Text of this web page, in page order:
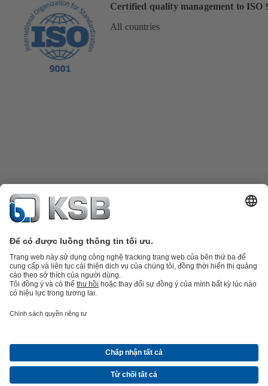
Certified quality management to ISO
All countries
Danh mục sản phẩmPhụ tùng thay thế
Công nghệ xây dựngCông nghệ năng lượng
Công tyTin tức và sự kiệnBáo chíNghề nghiệpMạng xã hội